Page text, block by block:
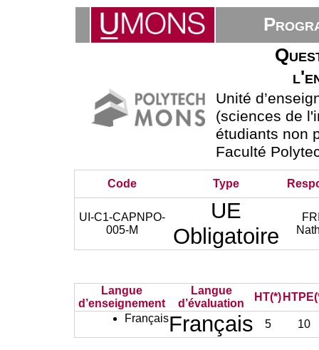
Unité
(sciences de
étudiants non
Faculté
Code Type
UI-C1-CAPNPO-
005-M
UE
Obligatoire
Langue
d’enseignement
Langue
d’évaluation
HT(*)
FrançaisFrançais 5 10